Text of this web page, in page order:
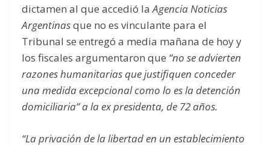
dictamen al que accedió laAgencia Noticias
Argentinasque no es vinculante para el
Tribunal se entregó a media mañana de hoy y
los fiscales argumentaron que “no se advierten
razones humanitarias que justifiquen conceder
una medida excepcional como lo es la detención
domiciliaria” a la ex presidenta, de 72 años.
“La privación de la libertad en un establecimiento